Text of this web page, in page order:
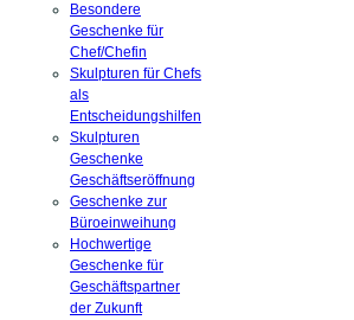
Besondere
Geschenke für
Chef/Chefin
Skulpturen für Chefs
als
Entscheidungshilfen
Skulpturen
Geschenke
Geschäftseröffnung
Geschenke zur
Büroeinweihung
Hochwertige
Geschenke für
Geschäftspartner
der Zukunft